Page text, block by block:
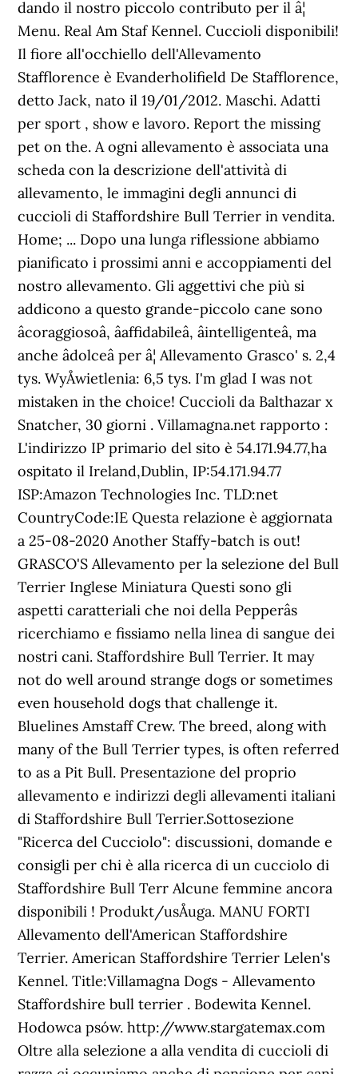
dando il nostro piccolo contributo per il â¦
Menu. Real Am Staf Kennel. Cuccioli disponibili!
Il fiore all'occhiello dell'Allevamento
Stafflorence è Evanderholifield De Stafflorence,
detto Jack, nato il 19/01/2012. Maschi. Adatti
per sport , show e lavoro. Report the missing
pet on the. A ogni allevamento è associata una
scheda con la descrizione dell'attività di
allevamento, le immagini degli annunci di
cuccioli di Staffordshire Bull Terrier in vendita.
Home; ... Dopo una lunga riflessione abbiamo
pianificato i prossimi anni e accoppiamenti del
nostro allevamento. Gli aggettivi che più si
addicono a questo grande-piccolo cane sono
âcoraggiosoâ, âaffidabileâ, âintelligenteâ, ma
anche âdolceâ per â¦ Allevamento Grasco' s. 2,4
tys. WyÅwietlenia: 6,5 tys. I'm glad I was not
mistaken in the choice! Cuccioli da Balthazar x
Snatcher, 30 giorni . Villamagna.net rapporto :
L'indirizzo IP primario del sito è 54.171.94.77,ha
ospitato il Ireland,Dublin, IP:54.171.94.77
ISP:Amazon Technologies Inc. TLD:net
CountryCode:IE Questa relazione è aggiornata
a 25-08-2020 Another Staffy-batch is out!
GRASCO'S Allevamento per la selezione del Bull
Terrier Inglese Miniatura Questi sono gli
aspetti caratteriali che noi della Pepperâs
ricerchiamo e fissiamo nella linea di sangue dei
nostri cani. Staffordshire Bull Terrier. It may
not do well around strange dogs or sometimes
even household dogs that challenge it.
Bluelines Amstaff Crew. The breed, along with
many of the Bull Terrier types, is often referred
to as a Pit Bull. Presentazione del proprio
allevamento e indirizzi degli allevamenti italiani
di Staffordshire Bull Terrier.Sottosezione
"Ricerca del Cucciolo": discussioni, domande e
consigli per chi è alla ricerca di un cucciolo di
Staffordshire Bull Terr Alcune femmine ancora
disponibili ! Produkt/usÅuga. MANU FORTI
Allevamento dell'American Staffordshire
Terrier. American Staffordshire Terrier Lelen's
Kennel. Title:Villamagna Dogs - Allevamento
Staffordshire bull terrier . Bodewita Kennel.
Hodowca psów. http://www.stargatemax.com
Oltre alla selezione a alla vendita di cuccioli di